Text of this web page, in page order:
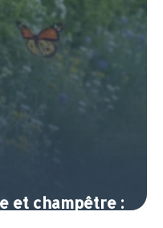
et champêtre :